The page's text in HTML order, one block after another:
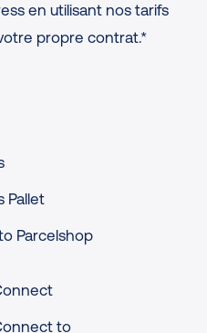
en utilisant nos tarifs
propre contrat.*
Pallet
Parcelshop
to